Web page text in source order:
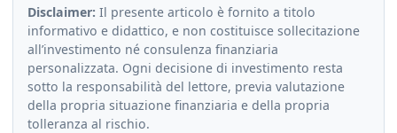
Disclaimer: Il presente articolo è fornito a titolo
informativo e didattico, e non costituisce sollecitazione
all’investimento né consulenza finanziaria
personalizzata. Ogni decisione di investimento resta
sotto la responsabilità del lettore, previa valutazione
della propria situazione finanziaria e della propria
tolleranza al rischio.